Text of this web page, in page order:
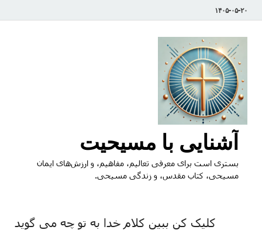
۱۴۰۵-۰۵-۲۰
آشنایی با مسیحیت
بستری است برای معرفی تعالیم، مفاهیم، و ارزش‌های ایمان
مسیحی، کتاب مقدس، و زندگی مسیحی.
کلیک کن ببین کلام خدا به تو چه می گوید